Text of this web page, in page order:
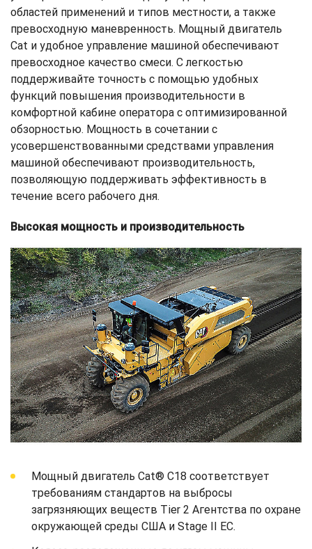
областей применений и типов местности, а также
превосходную маневренность. Мощный двигатель
Cat и удобное управление машиной обеспечивают
превосходное качество смеси. С легкостью
поддерживайте точность с помощью удобных
функций повышения производительности в
комфортной кабине оператора с оптимизированной
обзорностью. Мощность в сочетании с
усовершенствованными средствами управления
машиной обеспечивают производительность,
позволяющую поддерживать эффективность в
течение всего рабочего дня.
Высокая мощность и производительность
Мощный двигатель Cat® C18 соответствует
требованиям стандартов на выбросы
загрязняющих веществ Tier 2 Агентства по охране
окружающей среды США и Stage II ЕС.